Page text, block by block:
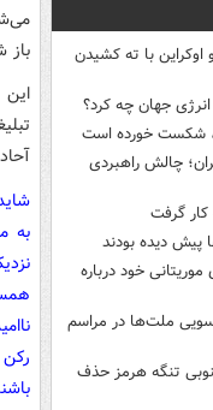
اوکراین با ته کشیدن
جهان چه کرد؟
شکست خورده است
چالش راهبردی
کار گرفت
پیش دیده بودند
خود درباره
ملت‌ها در مراسم
تنگه هرمز حذف
باز
به